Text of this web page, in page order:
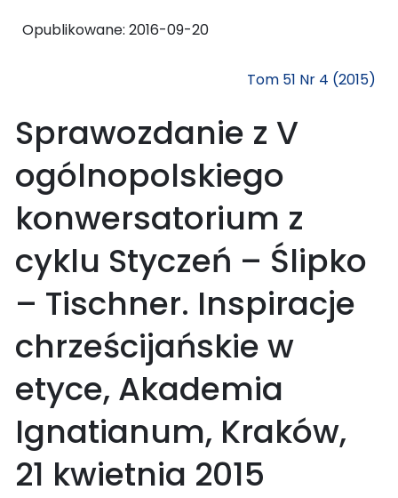
Opublikowane: 2016-09-20
Tom 51 Nr 4 (2015)
Sprawozdanie z V
ogólnopolskiego
konwersatorium z
cyklu Styczeń – Ślipko
– Tischner. Inspiracje
chrześcijańskie w
etyce, Akademia
Ignatianum, Kraków,
21 kwietnia 2015